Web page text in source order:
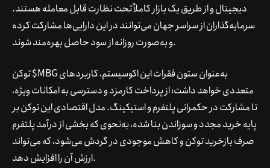
دیجیتال و از طریق یک بازار کاملاً تحت نظارت قابل معامله هستند.
سرمایه‌گذاران از سراسر جهان می‌توانند در این دارایی‌ها مشارکت کرده
و به‌صورت روزانه از سود حاصل بهره‌مند شوند.
توکن $MBG به‌عنوان ستون فقرات این اکوسیستم، کاربردهای
متعددی خواهد داشت؛ از پرداخت کارمزد و دسترسی به امکانات ویژه،
تا مشارکت در حکمرانی پلتفرم و استیکینگ. مدل اقتصادی این توکن بر
پایه خرید مجدد و سوزاندن بنا شده، به‌نحوی که بخشی از درآمد پلتفرم
صرف بازخرید توکن و کاهش موجودی در گردش می‌شود، که می‌تواند
ارزش آن را افزایش دهد.